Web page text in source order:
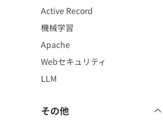
Active Record
機械学習
Apache
Webセキュリティ
LLM
その他